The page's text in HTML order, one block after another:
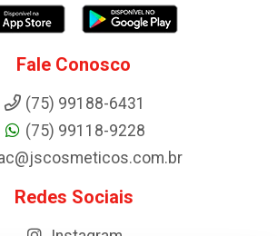
Fale Conosco
(75) 99188-6431
(75) 99118-9228
Redes Sociais